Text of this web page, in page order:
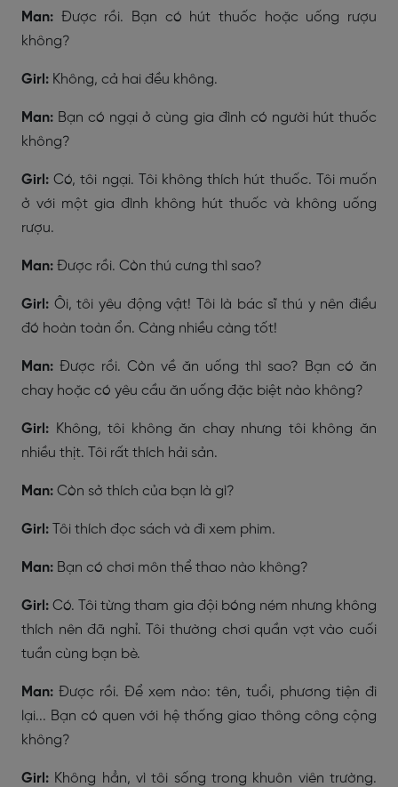
Man: Được rồi. Bạn có hút thuốc hoặc uống rượu
không?
Girl: Không, cả hai đều không.
Man: Bạn có ngại ở cùng gia đình có người hút thuốc
không?
Girl: Có, tôi ngại. Tôi không thích hút thuốc. Tôi muốn
ở với một gia đình không hút thuốc và không uống
rượu.
Man: Được rồi. Còn thú cưng thì sao?
Girl: Ôi, tôi yêu động vật! Tôi là bác sĩ thú y nên điều
đó hoàn toàn ổn. Càng nhiều càng tốt!
Man: Được rồi. Còn về ăn uống thì sao? Bạn có ăn
chay hoặc có yêu cầu ăn uống đặc biệt nào không?
Girl: Không, tôi không ăn chay nhưng tôi không ăn
nhiều thịt. Tôi rất thích hải sản.
Man: Còn sở thích của bạn là gì?
Girl: Tôi thích đọc sách và đi xem phim.
Man: Bạn có chơi môn thể thao nào không?
Girl: Có. Tôi từng tham gia đội bóng ném nhưng không
thích nên đã nghỉ. Tôi thường chơi quần vợt vào cuối
tuần cùng bạn bè.
Man: Được rồi. Để xem nào: tên, tuổi, phương tiện đi
lại... Bạn có quen với hệ thống giao thông công cộng
không?
Girl: Không hẳn, vì tôi sống trong khuôn viên trường.